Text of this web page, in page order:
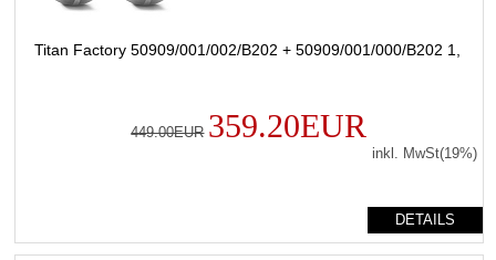
Titan Factory 50909/001/002/B202 + 50909/001/000/B202 1,
449.00EUR 359.20EUR
inkl. MwSt(19%)
DETAILS